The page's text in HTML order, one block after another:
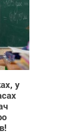
796
у